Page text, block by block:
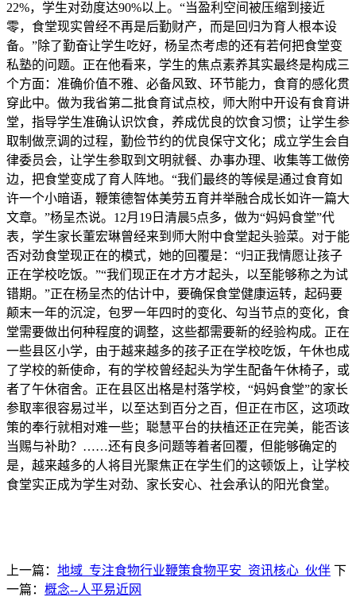
22%，学生对劲度达90%以上。“当盈利空间被压缩到接近
零，食堂现实曾经不再是后勤财产，而是回归为育人根本设
备。”除了勤奋让学生吃好，杨呈杰考虑的还有若何把食堂变
私塾的问题。正在他看来，学生的焦点素养其实最终是构成三
个方面：准确价值不雅、必备风致、环节能力，食育的感化贯
穿此中。做为我省第二批食育试点校，师大附中开设有食育讲
堂，指导学生准确认识饮食，养成优良的饮食习惯；让学生参
取制做烹调的过程，勤俭节约的优良保守文化；成立学生会自
律委员会，让学生参取到文明就餐、办事办理、收集等工做傍
边，把食堂变成了育人阵地。“我们最终的等候是通过食育如
许一个小暗语，鞭策德智体美劳五育并举融合成长如许一篇大
文章。”杨呈杰说。12月19日清晨5点多，做为“妈妈食堂”代
表，学生家长董宏琳曾经来到师大附中食堂起头验菜。对于能
否对劲食堂现正在的模式，她的回覆是：“归正我情愿让孩子
正在学校吃饭。”“我们现正在才方才起头，以至能够称之为试
错期。”正在杨呈杰的估计中，要确保食堂健康运转，起码要
颠末一年的沉淀，包罗一年四时的变化、勾当节点的变化，食
堂需要做出何种程度的调整，这些都需要新的经验构成。正在
一些县区小学，由于越来越多的孩子正在学校吃饭，午休也成
了学校的新使命，有的学校曾经起头为学生配备午休椅子，或
者了午休宿舍。正在县区出格是村落学校，“妈妈食堂”的家长
参取率很容易过半，以至达到百分之百，但正在市区，这项政
策的奉行就相对难一些；聪慧平台的扶植还正在完美，能否该
当赐与补助？……还有良多问题等着者回覆，但能够确定的
是，越来越多的人将目光聚焦正在学生们的这顿饭上，让学校
食堂实正成为学生对劲、家长安心、社会承认的阳光食堂。
上一篇： 地域_专注食物行业鞭策食物平安_资讯核心_伙伴 下
一篇： 概念--人平易近网